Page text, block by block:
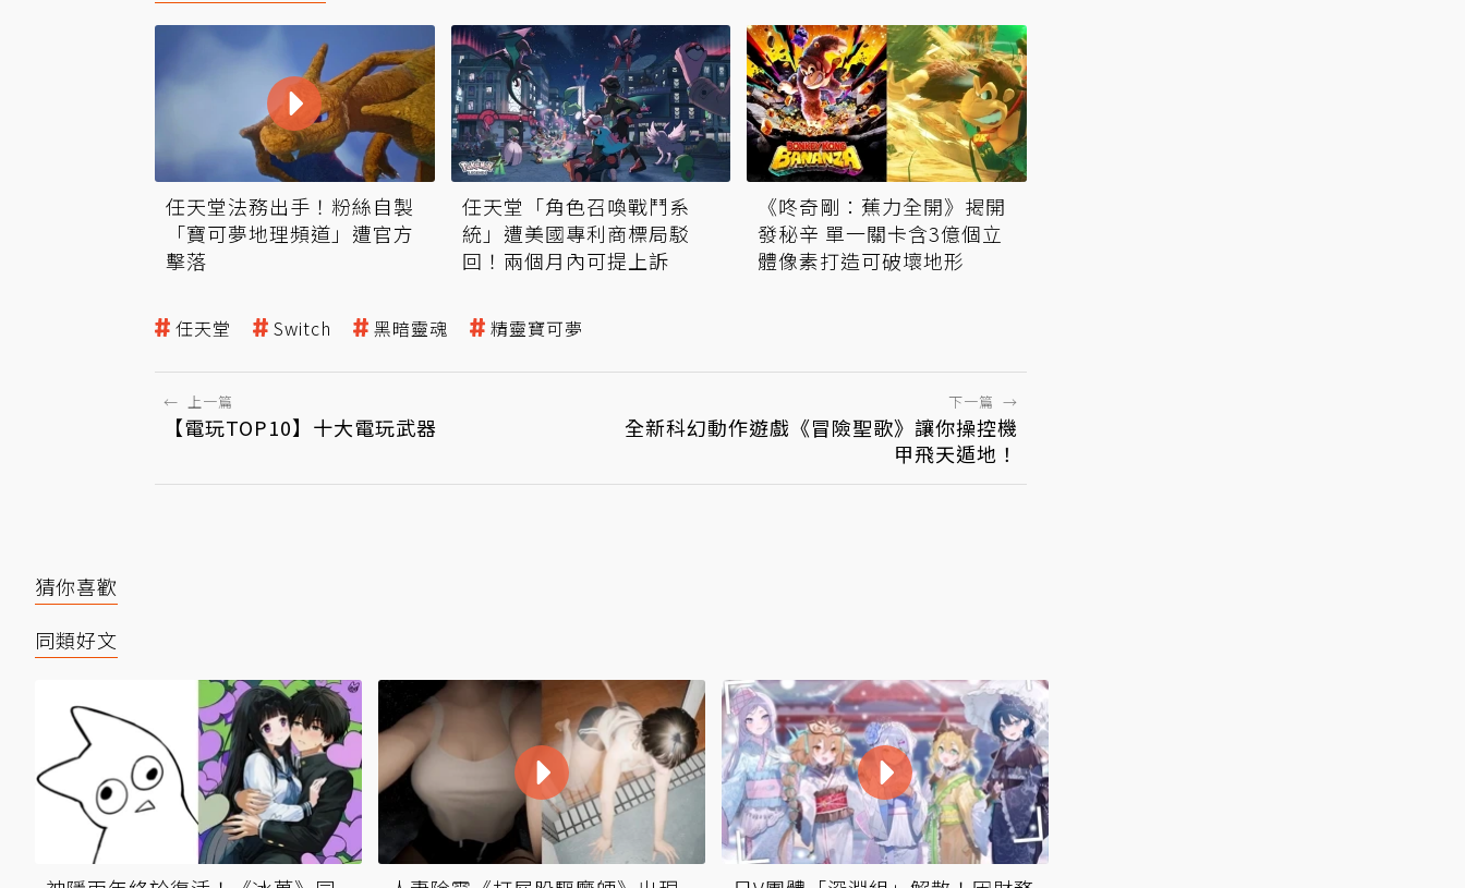
任天堂法務出手！粉絲自製
「寶可夢地理頻道」遭官方
擊落
任天堂「角色召喚戰鬥系
統」遭美國專利商標局駁
回！兩個月內可提上訴
《咚奇剛：蕉力全開》揭開
發秘辛 單一關卡含3億個立
體像素打造可破壞地形
任天堂 Switch 黑暗靈魂 精靈寶可夢
← 上一篇
【電玩TOP10】十大電玩武器
下一篇 →
全新科幻動作遊戲《冒險聖歌》讓你操控機
甲飛天遁地！
猜你喜歡
同類好文